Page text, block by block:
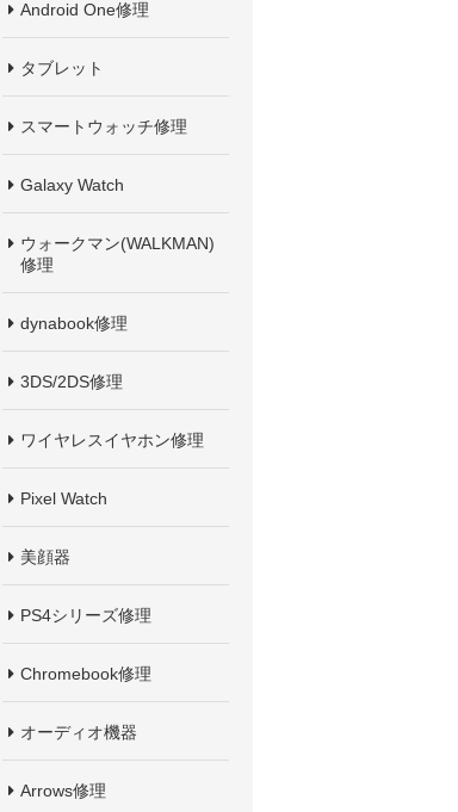
Android One修理
タブレット
スマートウォッチ修理
Galaxy Watch
ウォークマン(WALKMAN)
修理
dynabook修理
3DS/2DS修理
ワイヤレスイヤホン修理
Pixel Watch
美顔器
PS4シリーズ修理
Chromebook修理
オーディオ機器
Arrows修理